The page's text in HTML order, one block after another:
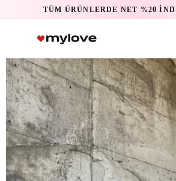
TÜM ÜRÜNLERDE NET %20